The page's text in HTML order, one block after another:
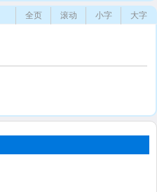
大字
小字
滚动
全页